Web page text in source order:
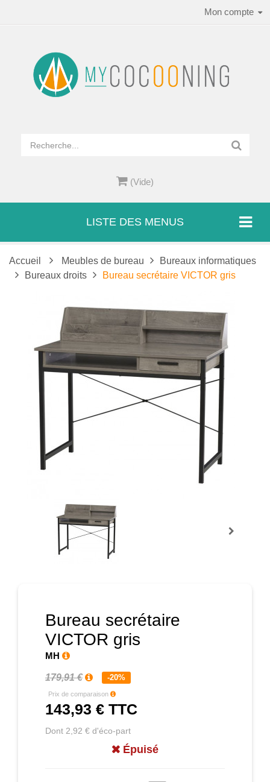
Mon compte
(Vide)
LISTE DES MENUS
Accueil Meubles de bureau
Bureaux informatiques
Bureaux droits
Bureau secrétaire VICTOR gris
Bureau secrétaire
VICTOR gris
MH
179,91 € -20%
Prix de comparaison
143,93 € TTC
Dont 2,92 € d'éco-part
Épuisé